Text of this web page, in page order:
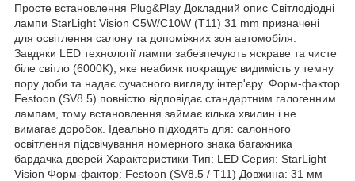
Просте встановлення Plug&Play Докладний опис Світлодіодні
лампи StarLight Vision C5W/C10W (T11) 31 mm призначені
для освітлення салону та допоміжних зон автомобіля.
Завдяки LED технології лампи забезпечують яскраве та чисте
біле світло (6000K), яке неабияк покращує видимість у темну
пору доби та надає сучасного вигляду інтер'єру. Форм-фактор
Festoon (SV8.5) повністю відповідає стандартним галогенним
лампам, тому встановлення займає кілька хвилин і не
вимагає доробок. Ідеально підходять для: салонного
освітлення підсвічування номерного знака багажника
бардачка дверей Характеристики Тип: LED Серия: StarLight
Vision Форм-фактор: Festoon (SV8.5 / T11) Довжина: 31 мм